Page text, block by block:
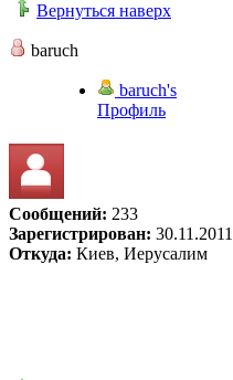
Вернуться наверх
baruch
baruch's
Профиль
Сообщений: 233
Зарегистрирован: 30.11.2011
Откуда: Киев, Иерусалим